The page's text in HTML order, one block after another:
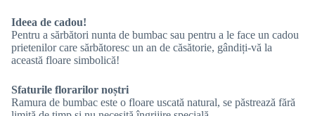
Ideea de cadou!
Pentru a sărbători nunta de bumbac sau pentru a le face un cadou
prietenilor care sărbătoresc un an de căsătorie, gândiți-vă la
această floare simbolică!
Sfaturile florarilor noștri
Ramura de bumbac este o floare uscată natural, se păstrează fără